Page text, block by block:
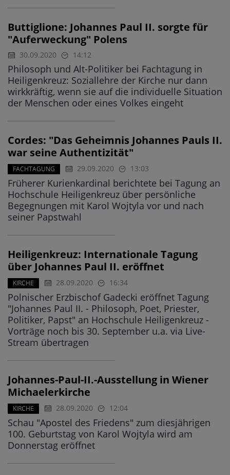
Buttiglione: Johannes Paul II. sorgte für
"Auferweckung" Polens
30.09.2020 14:12
Philosoph und Alt-Politiker bei Fachtagung in
Heiligenkreuz: Soziallehre der Kirche nur dann
wirkkräftig, wenn sie auf die individuelle Situation
der Menschen oder eines Volkes eingeht
Cordes: "Das Geheimnis Johannes Pauls II.
war seine Authentizität"
FACHTAGUNG 29.09.2020 13:03
Früherer Kurienkardinal berichtete bei Tagung an
Hochschule Heiligenkreuz über persönliche
Begegnungen mit Karol Wojtyla vor und nach
seiner Papstwahl
Heiligenkreuz: Internationale Tagung
über Johannes Paul II. eröffnet
KIRCHE 28.09.2020 16:34
Polnischer Erzbischof Gadecki eröffnet Tagung
"Johannes Paul II. - Philosoph, Poet, Priester,
Politiker, Papst" an Hochschule Heiligenkreuz -
Vorträge noch bis 30. September u.a. via Live-
Stream übertragen
Johannes-Paul-II.-Ausstellung in Wiener
Michaelerkirche
KIRCHE 28.09.2020 12:04
Schau "Apostel des Friedens" zum diesjährigen
100. Geburtstag von Karol Wojtyla wird am
Donnerstag eröffnet